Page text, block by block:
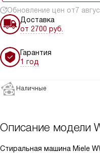
Обновление цен от7
Доставка
от 2700 руб.
Гарантия
1 год
Наличные
Описание модели
Стиральная машина Miele